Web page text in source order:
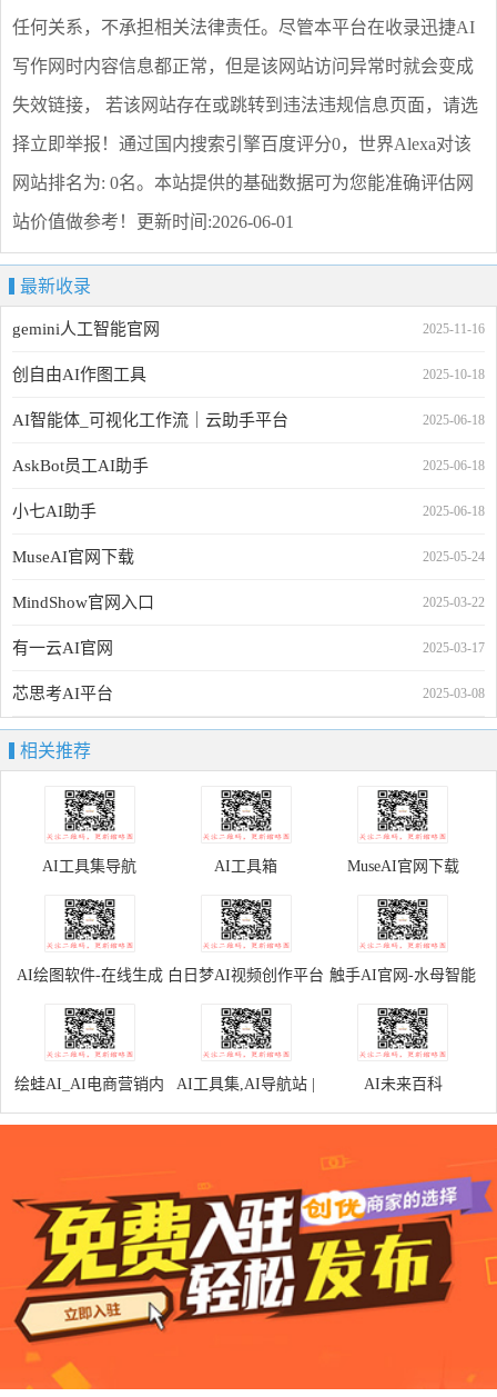
任何关系，不承担相关法律责任。尽管本平台在收录迅捷AI
写作网 时内容信息都正常，但是该网站访问异常时就会变成
失效链接， 若该网站存在或跳转到违法违规信息页面，请选
择立即举报 ！通过国内搜索引擎百度评分0，世界Alexa对该
网站排名为: 0名。本站提供的基础数据可为您能准确评估网
站价值做参考！ 更新时间:2026-06-01
最新收录
2025-11-16
gemini人工智能官网
2025-10-18
创自由AI作图工具
2025-06-18
AI智能体_可视化工作流｜云助手平台
2025-06-18
AskBot员工AI助手
2025-06-18
小七AI助手
2025-05-24
MuseAI官网下载
2025-03-22
MindShow官网入口
2025-03-17
有一云AI官网
2025-03-08
芯思考AI平台
相关推荐
AI工具集导航 AI工具箱 MuseAI官网下载
AI绘图软件-在线生成
高质量AI图片
白日梦AI视频创作平台 触手AI官网-水母智能
旗下专业AI创作平台
绘蛙AI_AI电商营销内 AI工具集,AI导航站 | AI未来百科